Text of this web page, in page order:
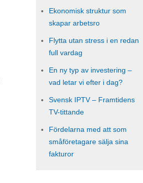
Ekonomisk struktur som
skapar arbetsro
Flytta utan stress i en redan
full vardag
En ny typ av investering –
vad letar vi efter i dag?
Svensk IPTV – Framtidens
TV-tittande
Fördelarna med att som
småföretagare sälja sina
fakturor